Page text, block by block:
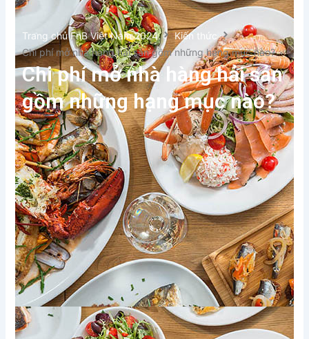
Trang chủ FnB Việt Nam 2024
Kiến thức
Chi phí mở nhà hàng hải sản gồm những hạng mục nào?
Chi phí mở nhà hàng hải sản
gồm những hạng mục nào?